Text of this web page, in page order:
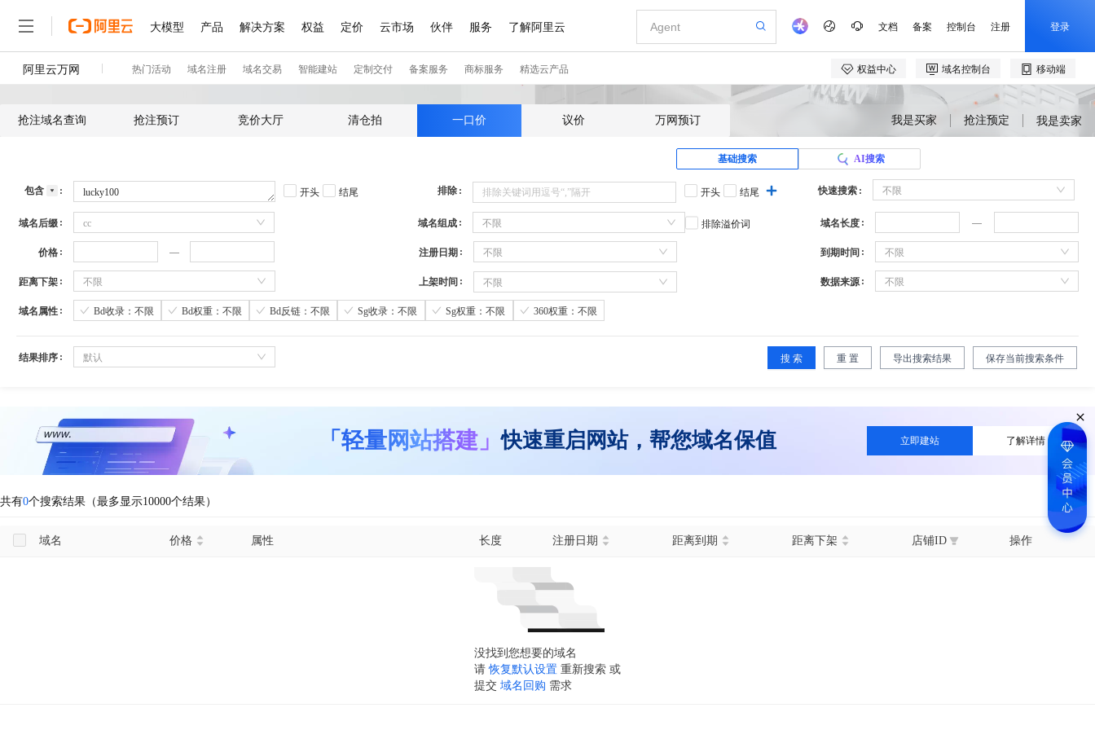
抢注域名查询 抢注预订 竞价大厅 清仓拍 一口价 议价 万网预订 我是买家 抢注预定 我是卖家
基础搜索 AI搜索
包含 开头 结尾 排除 开头 结尾 快速搜索 不限
域名后缀 cc 域名组成 不限 排除溢价词 域名长度
价格 注册日期 不限 到期时间 不限
距离下架 不限 上架时间 不限 数据来源 不限
域名属性 Bd收录：不限 Bd权重：不限 Bd反链：不限 Sg收录：不限 Sg权重：不限 360权重：不限
结果排序 默认 搜 索 重 置 导出搜索结果 保存当前搜索条件
「轻量网站搭建」快速重启网站，帮您域名保值 立即建站 了解详情
共有0个搜索结果（最多显示10000个结果）
域名 价格 属性 长度 注册日期 距离到期 距离下架 店铺ID 操作
没找到您想要的域名
请 恢复默认设置 重新搜索 或
提交 域名回购 需求